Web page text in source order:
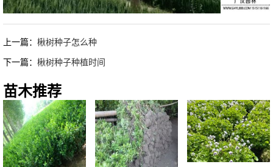
上一篇：楸树种子怎么种
下一篇：楸树种子种植时间
苗木推荐